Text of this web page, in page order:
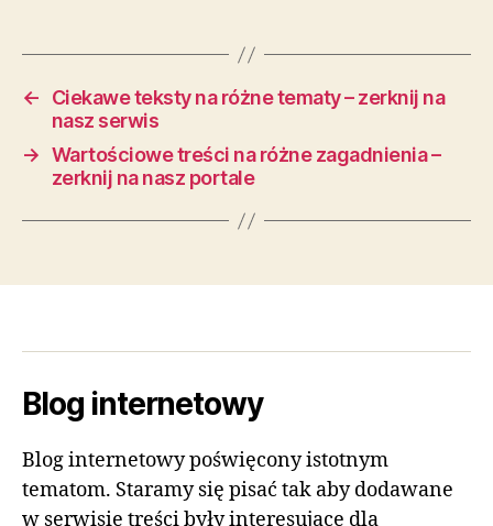
←
Ciekawe teksty na różne tematy – zerknij na
nasz serwis
→ Wartościowe treści na różne zagadnienia –
zerknij na nasz portale
Blog internetowy
Blog internetowy poświęcony istotnym
tematom. Staramy się pisać tak aby dodawane
w serwisie treści były interesujące dla